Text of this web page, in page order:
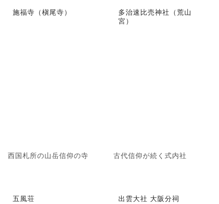
施福寺（槇尾寺）
西国札所の山岳信仰の寺
多治速比売神社（荒山
宮）
古代信仰が続く式内社
五風荘 出雲大社 大阪分祠